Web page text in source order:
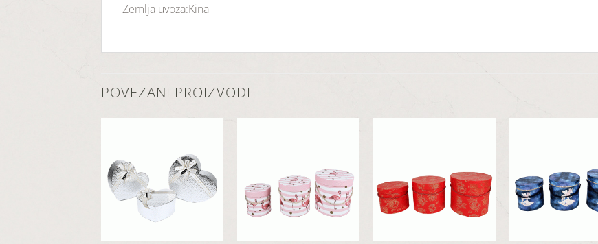
Zemlja uvoza:Kina
POVEZANI PROIZVODI
Dodaj
u
listu
Dodaj
u
listu
želja
Dodaj
u
listu
želja